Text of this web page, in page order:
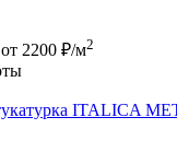
от 2200 ₽/м2